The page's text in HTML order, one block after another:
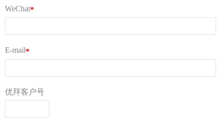
Tel：0213 1206 1981（德国仓库，只受理库内异常件
Tel：0155 6018 1888（只受理投诉）
客服部邮箱 kf@ubuylogi.com
财务部邮箱 fibu@ubuylogi.com
明下载